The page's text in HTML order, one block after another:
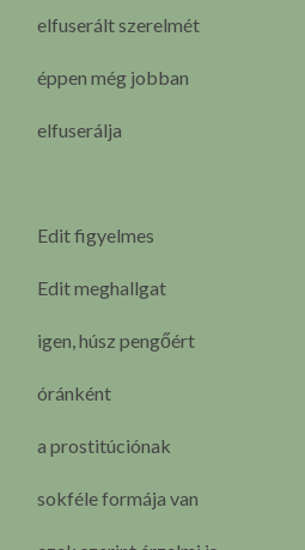
elfuserált szerelmét
éppen még jobban
elfuserálja
Edit figyelmes
Edit meghallgat
igen, húsz pengőért
óránként
a prostitúciónak
sokféle formája van